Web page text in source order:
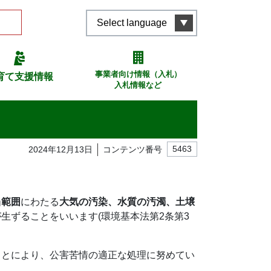
Select language
て支援情報
事業者向け情報（入札）
入札情報など
2024年12月13日 コンテンツ番号 5463
囲にわたる大気の汚染、水質の汚濁、土壌
ずることをいいます(環境基本法第2条第3
により、公害苦情の適正な処理に努めてい